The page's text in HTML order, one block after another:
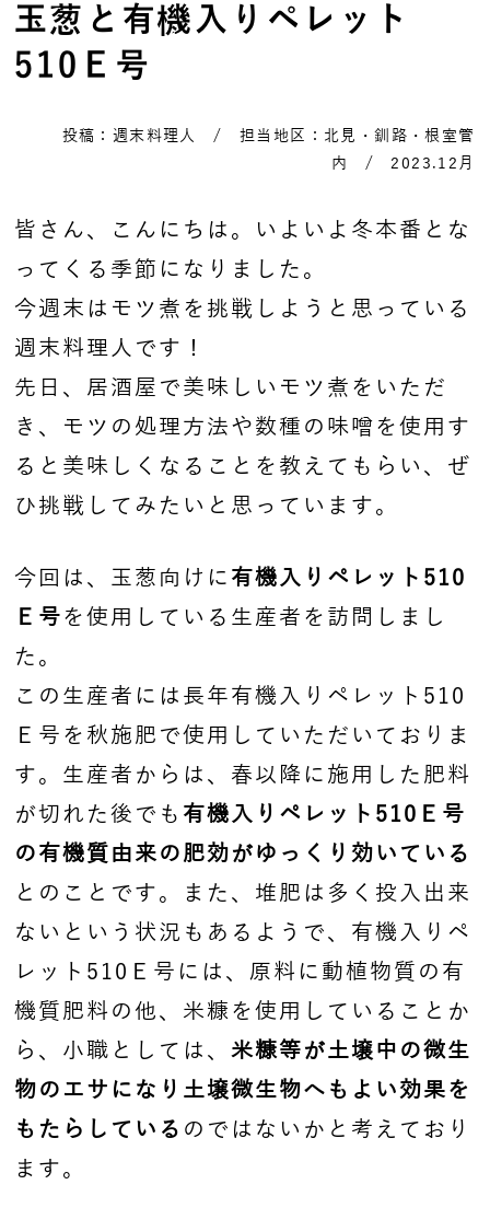
玉葱と有機入りペレット
510Ｅ号
投稿：週末料理人 / 担当地区：北見・釧路・根室管
内 / 2023.12月
皆さん、こんにちは。いよいよ冬本番とな
ってくる季節になりました。
今週末はモツ煮を挑戦しようと思っている
週末料理人です！
先日、居酒屋で美味しいモツ煮をいただ
き、モツの処理方法や数種の味噌を使用す
ると美味しくなることを教えてもらい、ぜ
ひ挑戦してみたいと思っています。
今回は、玉葱向けに 有機入りペレット510
Ｅ号を使用している生産者を訪問しまし
た。
この生産者には長年有機入りペレット510
Ｅ号を秋施肥で使用していただいておりま
す。生産者からは、春以降に施用した肥料
が切れた後でも 有機入りペレット510Ｅ号
の有機質由来の肥効がゆっくり効いている
とのことです。また、堆肥は多く投入出来
ないという状況もあるようで、有機入りペ
レット510Ｅ号には、原料に動植物質の有
機質肥料の他、米糠を使用していることか
ら、小職としては、米糠等が土壌中の微生
物のエサになり土壌微生物へもよい効果を
もたらしている のではないかと考えており
ます。